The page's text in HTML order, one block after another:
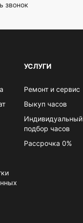
звонок
УСЛУГИ
Ремонт и сервис
Выкуп часов
Индивидуальный
подбор часов
Рассрочка 0%